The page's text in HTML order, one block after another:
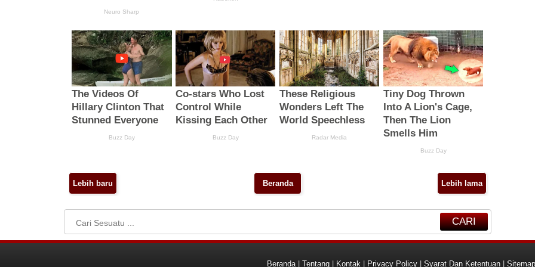
Lebih baru Lebih lama
Beranda
CARI
Beranda| Tentang Kontak Privacy Policy Syarat Dan Ketentuan Sitemap